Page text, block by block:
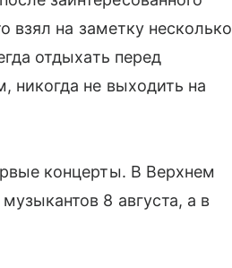
взял на заметку несколько
отдыхать перед
никогда не выходить на
концерты. В Верхнем
8 августа, а в